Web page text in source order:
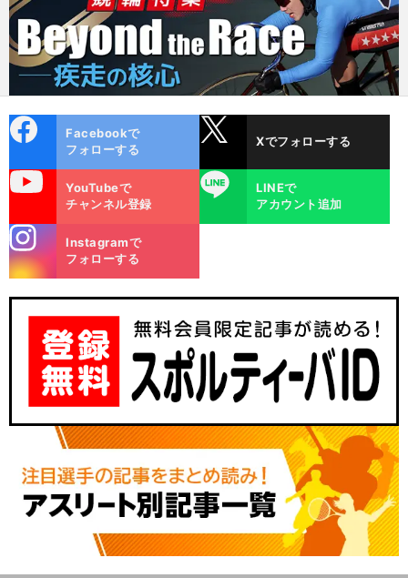
ok
Facebookで
フォローする
Xでフォローする
YouTubeで
チャンネル登録
LINE
LINEで
アカウント追加
m
Instagramで
フォローする